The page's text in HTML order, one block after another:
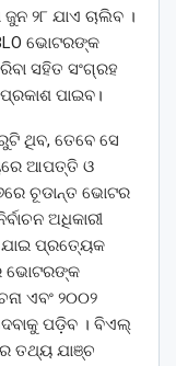
୨୮ ଯାଏ ଚାଲିବ ।
ଭୋଟରଙ୍କ
ସହିତ ସଂଗ୍ରହ
ପାଇବ।
ଥିବ, ତେବେ ସେ
ଆପତ୍ତି ଓ
ଚୂଡାନ୍ତ ଭୋଟର
ଅଧିକାରୀ
ପ୍ରତ୍ୟେକ
ଭୋଟରଙ୍କ
ଏବଂ ୨୦୦୨
ପଡ଼ିବ । ବିଏଲ୍
ତଥ୍ୟ ଯାଞ୍ଚ